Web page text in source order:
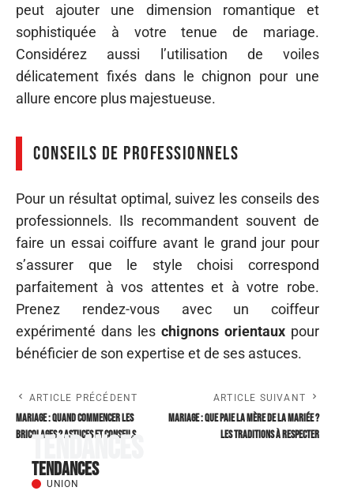
peut ajouter une dimension romantique et
sophistiquée à votre tenue de mariage.
Considérez aussi l’utilisation de voiles
délicatement fixés dans le chignon pour une
allure encore plus majestueuse.
Conseils de professionnels
Pour un résultat optimal, suivez les conseils des
professionnels. Ils recommandent souvent de
faire un essai coiffure avant le grand jour pour
s’assurer que le style choisi correspond
parfaitement à vos attentes et à votre robe.
Prenez rendez-vous avec un coiffeur
expérimenté dans les chignons orientaux pour
bénéficier de son expertise et de ses astuces.
ARTICLE PRÉCÉDENT
Mariage : quand commencer les
bricolages ? Astuces et conseils
ARTICLE SUIVANT
Mariage : Que paie la mère de la mariée ?
Les traditions à respecter
Tendances
Tendances
UNION